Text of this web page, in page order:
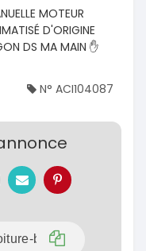
MOTEUR
D'ORIGINE
DS MA MAIN ✋
N° ACI104087